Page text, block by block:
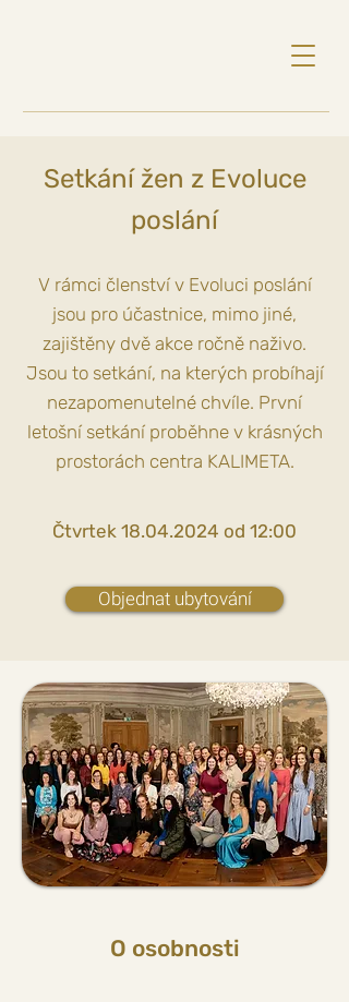
Setkání žen z Evoluce
poslání
V rámci členství v Evoluci poslání
jsou pro účastnice, mimo jiné,
zajištěny dvě akce ročně naživo.
Jsou to setkání, na kterých probíhají
nezapomenutelné chvíle. První
letošní setkání proběhne v krásných
prostorách centra KALIMETA.
Čtvrtek 18.04.2024 od 12:00
Objednat ubytování
O osobnosti